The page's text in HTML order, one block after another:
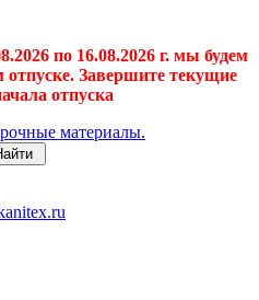
по 16.08.2026 г. мы будем
отпуске. Завершите текущие
отпуска